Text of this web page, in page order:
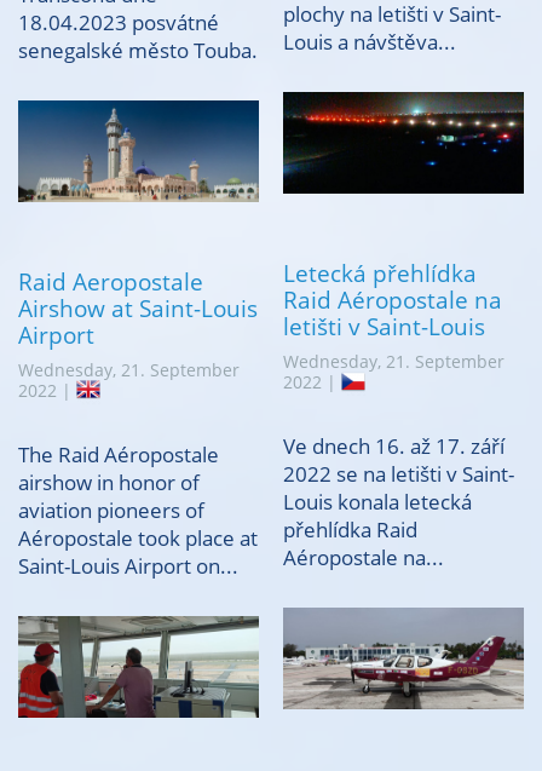
18.04.2023 posvátné
senegalské město Touba.
Raid Aeropostale
Airshow at Saint-Louis
Airport
Wednesday, 21. September
2022 |
The Raid Aéropostale
airshow in honor of
aviation pioneers of
Aéropostale took place at
Saint-Louis Airport on...
plochy na letišti v Saint-
Louis a návštěva...
Letecká přehlídka
Raid Aéropostale na
letišti v Saint-Louis
Wednesday, 21. September
2022 |
Ve dnech 16. až 17. září
2022 se na letišti v Saint-
Louis konala letecká
přehlídka Raid
Aéropostale na...